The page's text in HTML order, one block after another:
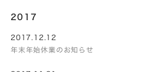
2017
2017.12.12
年末年始休業のお知らせ